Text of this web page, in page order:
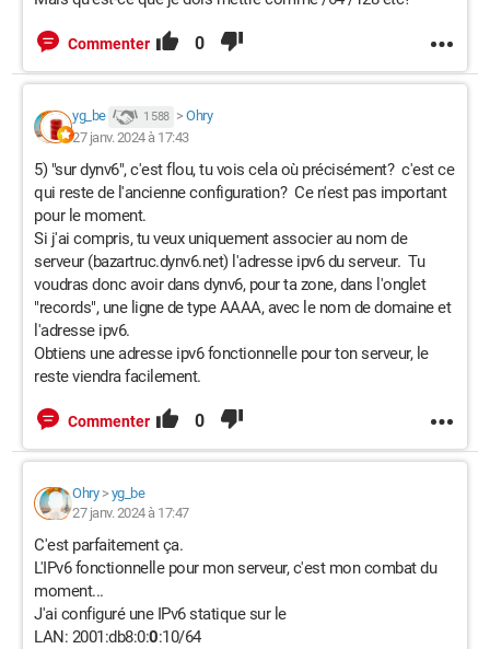
Commenter 0
yg_be 1 588 > Ohry
27 janv. 2024 à 17:43
5) "sur dynv6", c'est flou, tu vois cela où précisément? c'est ce
qui reste de l'ancienne configuration? Ce n'est pas important
pour le moment.
Si j'ai compris, tu veux uniquement associer au nom de
serveur (bazartruc.dynv6.net) l'adresse ipv6 du serveur. Tu
voudras donc avoir dans dynv6, pour ta zone, dans l'onglet
"records", une ligne de type AAAA, avec le nom de domaine et
l'adresse ipv6.
Obtiens une adresse ipv6 fonctionnelle pour ton serveur, le
reste viendra facilement.
Commenter 0
Ohry> yg_be
27 janv. 2024 à 17:47
C'est parfaitement ça.
L'IPv6 fonctionnelle pour mon serveur, c'est mon combat du
moment...
J'ai configuré une IPv6 statique sur le
LAN: 2001:db8:0:0:10/64